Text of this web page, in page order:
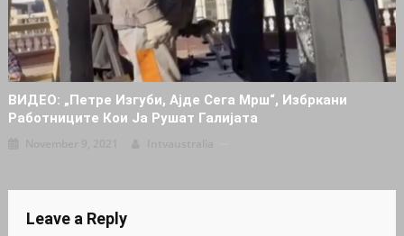
ВИДЕО: „Петре Изгуби, Ајде Сега Мрш“, Избркани
Работниците Кои Ја Рушат Галијата
Leave a Reply